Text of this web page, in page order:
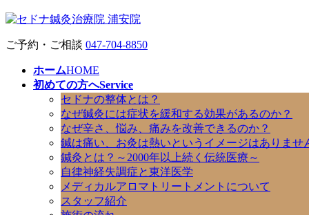
ご予約・ご相談 047-704-8850
ホームHOME
初めての方へService
セドナの整体とは？
なぜ鍼灸には症状を緩和する効果があるのか？
なぜ辛さ、悩み、痛みを改善できるのか？
鍼は痛い、お灸は熱いというイメージはありませ
鍼灸とは？～2000年以上続く伝統医療～
自律神経失調症と東洋医学
メディカルアロマトリートメントについて
スタッフ紹介